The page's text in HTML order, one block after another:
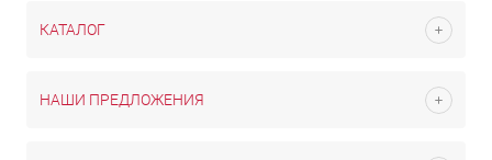
КАТАЛОГ
НАШИ ПРЕДЛОЖЕНИЯ